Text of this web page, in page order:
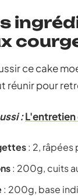
ce cake
réunir pour
:L'entretien
: 2, râpées
: 200g, cuits
: 200g, base